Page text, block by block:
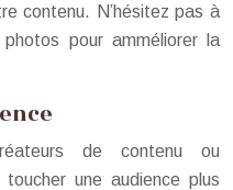
contenu. N’hésitez pas à
pour amméliorer la
de contenu ou
une audience plus